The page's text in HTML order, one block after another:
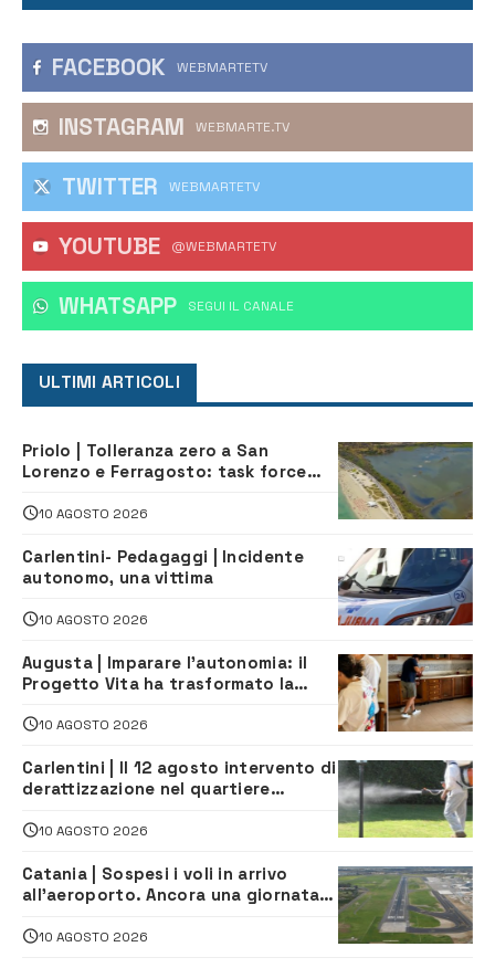
FACEBOOK WEBMARTETV
INSTAGRAM WEBMARTE.TV
TWITTER WEBMARTETV
YOUTUBE @WEBMARTETV
WHATSAPP ‎SEGUI IL CANALE
ULTIMI ARTICOLI
Priolo | Tolleranza zero a San
Lorenzo e Ferragosto: task force
navette gratuite
10 AGOSTO 2026
Carlentini- Pedagaggi | Incidente
autonomo, una vittima
10 AGOSTO 2026
Augusta | Imparare l’autonomia: il
Progetto Vita ha trasformato la
indipendenza
10 AGOSTO 2026
Carlentini | Il 12 agosto intervento di
derattizzazione nel quartiere
10 AGOSTO 2026
Catania | Sospesi i voli in arrivo
all’aeroporto. Ancora una giornata
10 AGOSTO 2026